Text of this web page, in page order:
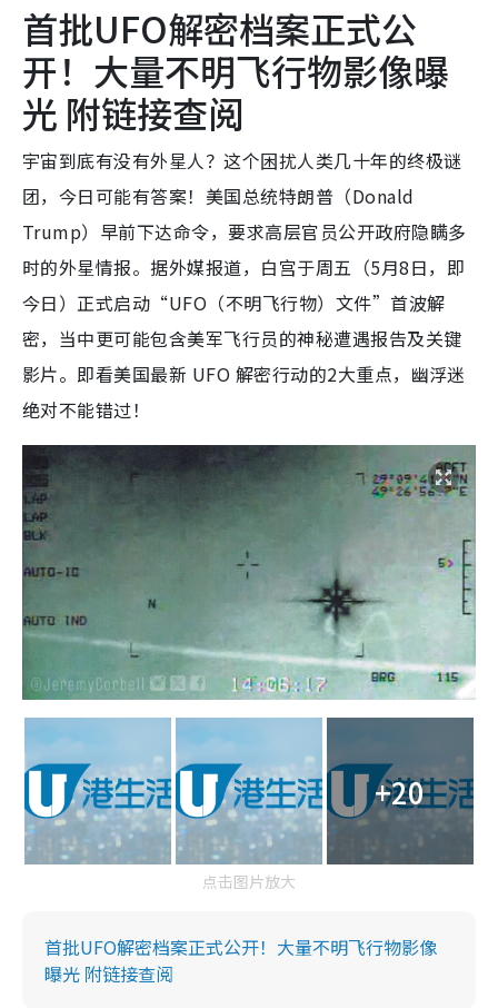
首批UFO解密档案正式公
开！大量不明飞行物影像曝
光 附链接查阅
宇宙到底有没有外星人？这个困扰人类几十年的终极谜
团，今日可能有答案！美国总统特朗普（Donald
Trump）早前下达命令，要求高层官员公开政府隐瞒多
时的外星情报。据外媒报道，白宫于周五（5月8日，即
今日）正式启动“UFO（不明飞行物）文件”首波解
密，当中更可能包含美军飞行员的神秘遭遇报告及关键
影片。即看美国最新 UFO 解密行动的2大重点，幽浮迷
绝对不能错过！
+20
点击图片放大
首批UFO解密档案正式公开！大量不明飞行物影像
曝光 附链接查阅